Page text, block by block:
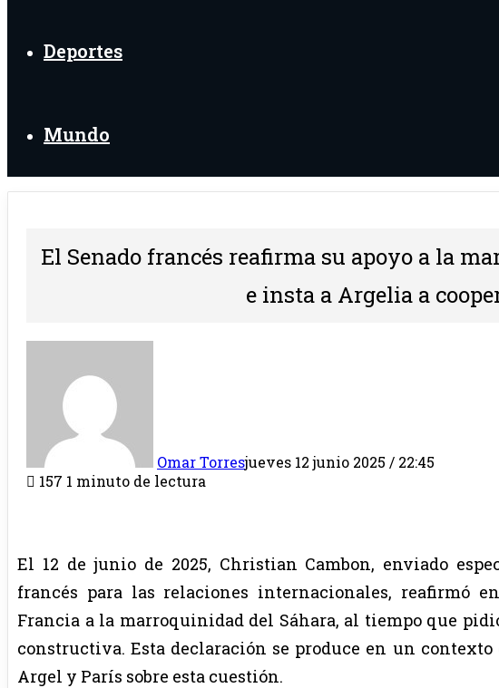
Deportes
Mundo
El Senado francés reafirma su apoyo a la
e insta a Argelia a
Omar Torresjueves 12 junio 2025 / 22:45
157 1 minuto de lectura
El 12 de junio de 2025, Christian Cambon, enviado
francés para las relaciones internacionales, reafirmó
Francia a la marroquinidad del Sáhara, al tiempo que
constructiva. Esta declaración se produce en un
Argel y París sobre esta cuestión.